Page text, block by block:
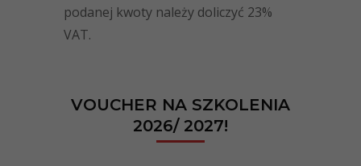
podanej kwoty należy doliczyć 23%
VAT.
VOUCHER NA SZKOLENIA
2026/ 2027!